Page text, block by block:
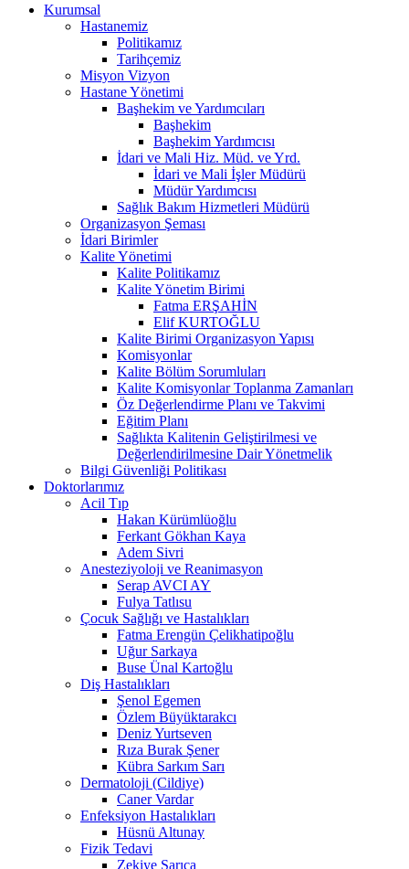
Kurumsal
Hastanemiz
Politikamız
Tarihçemiz
Misyon Vizyon
Hastane Yönetimi
Başhekim ve Yardımcıları
Başhekim
Başhekim Yardımcısı
İdari ve Mali Hiz. Müd. ve Yrd.
İdari ve Mali İşler Müdürü
Müdür Yardımcısı
Sağlık Bakım Hizmetleri Müdürü
Organizasyon Şeması
İdari Birimler
Kalite Yönetimi
Kalite Politikamız
Kalite Yönetim Birimi
Fatma ERŞAHİN
Elif KURTOĞLU
Kalite Birimi Organizasyon Yapısı
Komisyonlar
Kalite Bölüm Sorumluları
Kalite Komisyonlar Toplanma Zamanları
Öz Değerlendirme Planı ve Takvimi
Eğitim Planı
Sağlıkta Kalitenin Geliştirilmesi ve
Değerlendirilmesine Dair Yönetmelik
Bilgi Güvenliği Politikası
Doktorlarımız
Acil Tıp
Hakan Kürümlüoğlu
Ferkant Gökhan Kaya
Adem Sivri
Anesteziyoloji ve Reanimasyon
Serap AVCI AY
Fulya Tatlısu
Çocuk Sağlığı ve Hastalıkları
Fatma Erengün Çelikhatipoğlu
Uğur Sarkaya
Buse Ünal Kartoğlu
Diş Hastalıkları
Şenol Egemen
Özlem Büyüktarakcı
Deniz Yurtseven
Rıza Burak Şener
Kübra Sarkım Sarı
Dermatoloji (Cildiye)
Caner Vardar
Enfeksiyon Hastalıkları
Hüsnü Altunay
Fizik Tedavi
Zekiye Sarıca